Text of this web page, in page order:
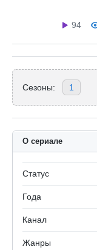
94
Сезоны: 1
О сериале
Статус
Года
Канал
Жанры